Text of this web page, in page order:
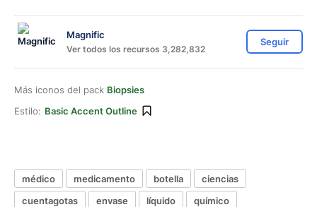
Magnific
Ver todos los recursos 3,282,832
Seguir
Más iconos del pack Biopsies
Estilo: Basic Accent Outline
médico medicamento botella
ciencias
cuentagotas
envase líquido
químico